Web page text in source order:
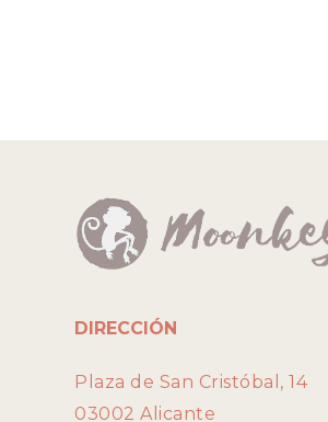
DIRECCIÓN
Plaza de San Cristóbal, 14
03002 Alicante